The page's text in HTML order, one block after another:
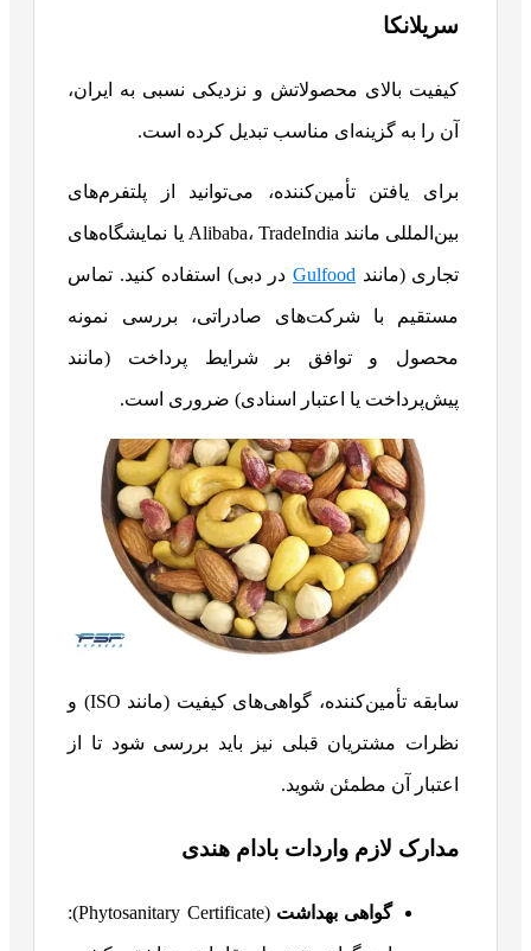
سریلانکا
کیفیت بالای محصولاتش و نزدیکی نسبی به ایران،
آن را به گزینه‌ای مناسب تبدیل کرده است.
برای یافتن تأمین‌کننده، می‌توانید از پلتفرم‌های
بین‌المللی مانند Alibaba، TradeIndia یا نمایشگاه‌های
تجاری (مانند Gulfood در دبی) استفاده کنید. تماس
مستقیم با شرکت‌های صادراتی، بررسی نمونه
محصول و توافق بر شرایط پرداخت (مانند
پیش‌پرداخت یا اعتبار اسنادی) ضروری است.
سابقه تأمین‌کننده، گواهی‌های کیفیت (مانند ISO) و
نظرات مشتریان قبلی نیز باید بررسی شود تا از
اعتبار آن مطمئن شوید.
مدارک لازم واردات بادام هندی
گواهی بهداشت (Phytosanitary Certificate):